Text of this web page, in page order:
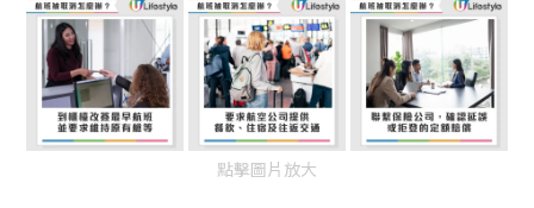
點擊圖片放大